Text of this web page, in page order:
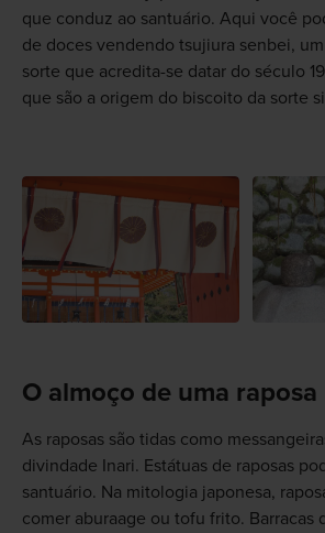
que conduz ao santuário. Aqui você
de doces vendendo tsujiura senbei,
sorte que acredita-se datar do século
que são a origem do biscoito da sorte
O almoço de uma raposa
As raposas são tidas como
divindade Inari. Estátuas de raposas
santuário. Na mitologia japonesa,
comer aburaage ou tofu frito. Barracas